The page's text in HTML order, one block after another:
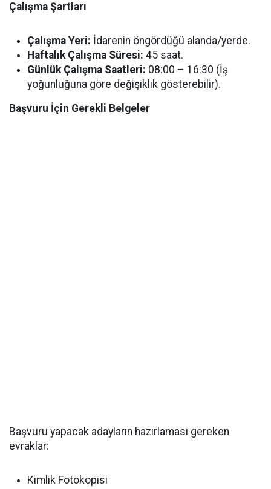
Çalışma Şartları
Çalışma Yeri: İdarenin öngördüğü alanda/yerde.
Haftalık Çalışma Süresi: 45 saat.
Günlük Çalışma Saatleri: 08:00 – 16:30 (İş
yoğunluğuna göre değişiklik gösterebilir).
Başvuru İçin Gerekli Belgeler
Başvuru yapacak adayların hazırlaması gereken
evraklar:
Kimlik Fotokopisi